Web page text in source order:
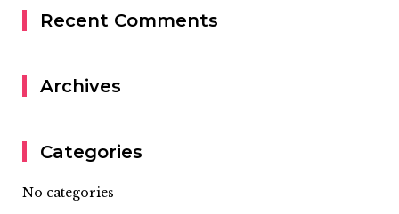
Recent Comments
Archives
Categories
No categories